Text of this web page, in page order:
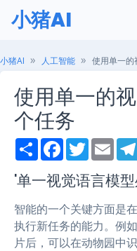
小猪AI
小猪AI 人工智能 使用单一的
使用单一的
个任务
S
h
r
F
a
e
b
o
k
T
w
t
r
E
m
i
l
'单一视觉语言模
智能的一个关键方面是
执行新任务的能力。例
片后，可以在动物园中